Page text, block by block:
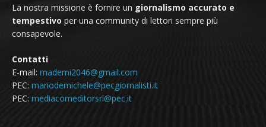
La nostra missione è fornire un giornalismo accurato e
tempestivo per una community di lettori sempre più
consapevole.
Contatti
E-mail: mademi2046@gmail.com
PEC: mariodemichele@pecgiornalisti.it
PEC: mediacomeditorsrl@pec.it